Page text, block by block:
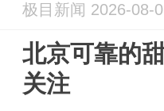
极目新闻 2026-08-
北京可靠的
关注